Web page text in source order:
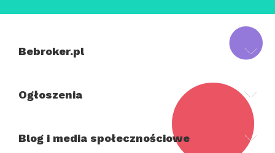
Bebroker.pl
Ogłoszenia
Blog i media społecznościowe